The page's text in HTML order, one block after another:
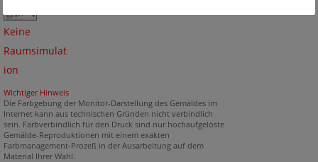
Keine
Raumsimulat
ion
Wichtiger Hinweis
Die Farbgebung der Monitor-Darstellung des Gemäldes im
Internet kann aus technischen Gründen nicht verbindlich
sein. Farbverbindlich für den Druck sind nur hochaufgelöste
Gemälde-Reproduktionen mit einem exakten
Farbmanagement-Prozeß in der Ausarbeitung auf dem
Material Ihrer Wahl.